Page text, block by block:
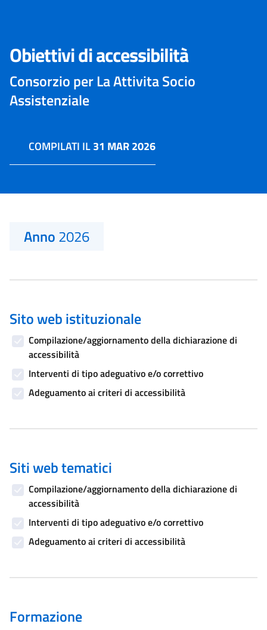
Obiettivi di accessibilità
Consorzio per La Attivita Socio
Assistenziale
COMPILATI IL31 MAR 2026
Anno2026
Sito web istituzionale
Compilazione/aggiornamento della dichiarazione di
accessibilità
Interventi di tipo adeguativo e/o correttivo
Adeguamento ai criteri di accessibilità
Siti web tematici
Compilazione/aggiornamento della dichiarazione di
accessibilità
Interventi di tipo adeguativo e/o correttivo
Adeguamento ai criteri di accessibilità
Formazione